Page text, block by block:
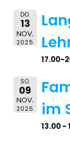
DO.
13
NOV.
2025
17.00-
SO.
09
NOV.
2025
im
13.00 -